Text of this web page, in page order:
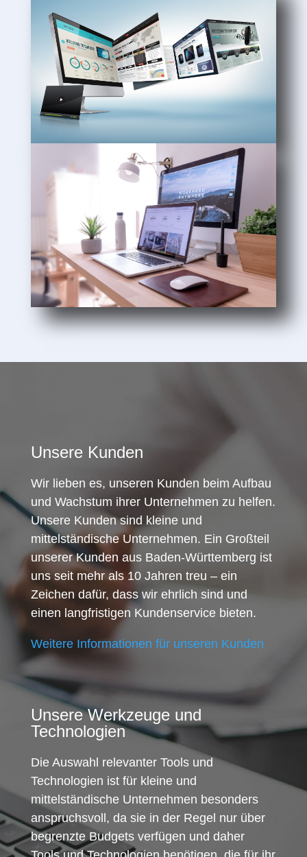
Unsere Kunden
Wir lieben es, unseren Kunden beim Aufbau
und Wachstum ihrer Unternehmen zu helfen.
Unsere Kunden sind kleine und
mittelständische Unternehmen. Ein Großteil
unserer Kunden aus Baden-Württemberg ist
uns seit mehr als 10 Jahren treu – ein
Zeichen dafür, dass wir ehrlich sind und
einen langfristigen Kundenservice bieten.
Weitere Informationen für unseren Kunden
Unsere Werkzeuge und
Technologien
Die Auswahl relevanter Tools und
Technologien ist für kleine und
mittelständische Unternehmen besonders
anspruchsvoll, da sie in der Regel nur über
begrenzte Budgets verfügen und daher